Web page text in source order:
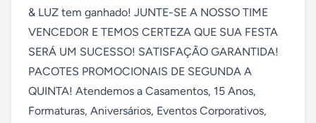
& LUZ tem ganhado! JUNTE-SE A NOSSO TIME
VENCEDOR E TEMOS CERTEZA QUE SUA FESTA
SERÁ UM SUCESSO! SATISFAÇÃO GARANTIDA!
PACOTES PROMOCIONAIS DE SEGUNDA A
QUINTA! Atendemos a Casamentos, 15 Anos,
Formaturas, Aniversários, Eventos Corporativos,